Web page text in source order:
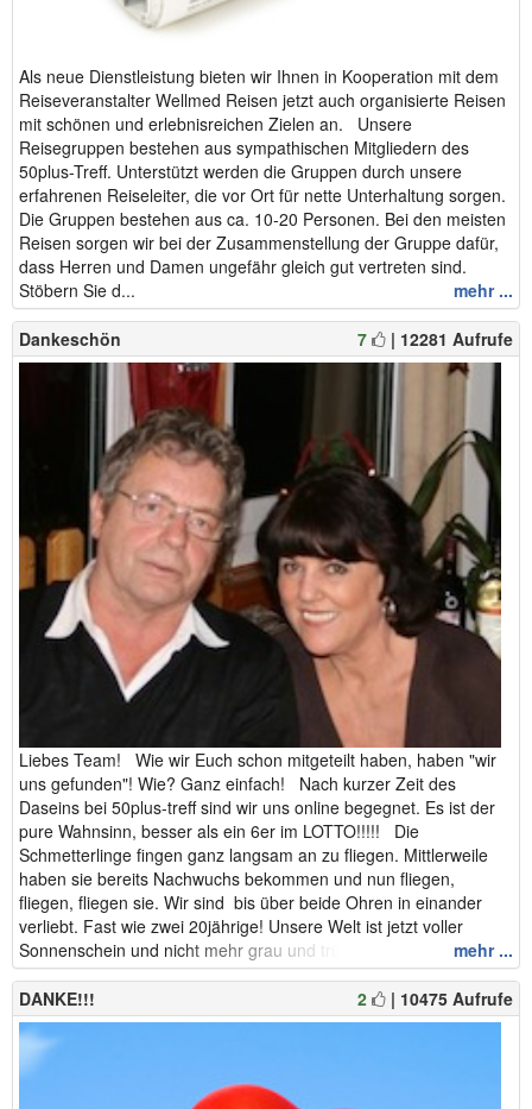
Als neue Dienstleistung bieten wir Ihnen in Kooperation mit dem
Reiseveranstalter Wellmed Reisen jetzt auch organisierte Reisen
mit schönen und erlebnisreichen Zielen an. Unsere
Reisegruppen bestehen aus sympathischen Mitgliedern des
50plus-Treff. Unterstützt werden die Gruppen durch unsere
erfahrenen Reiseleiter, die vor Ort für nette Unterhaltung sorgen.
Die Gruppen bestehen aus ca. 10-20 Personen. Bei den meisten
Reisen sorgen wir bei der Zusammenstellung der Gruppe dafür,
dass Herren und Damen ungefähr gleich gut vertreten sind.
Stöbern Sie d...
mehr ...
Dankeschön 7 | 12281 Aufrufe
Liebes Team! Wie wir Euch schon mitgeteilt haben, haben "wir
uns gefunden"! Wie? Ganz einfach! Nach kurzer Zeit des
Daseins bei 50plus-treff sind wir uns online begegnet. Es ist der
pure Wahnsinn, besser als ein 6er im LOTTO!!!!! Die
Schmetterlinge fingen ganz langsam an zu fliegen. Mittlerweile
haben sie bereits Nachwuchs bekommen und nun fliegen,
fliegen, fliegen sie. Wir sind bis über beide Ohren in einander
verliebt. Fast wie zwei 20jährige! Unsere Welt ist jetzt voller
Sonnenschein und nicht mehr grau und trüb. Ansgar_07 -...mehr ...
DANKE!!! 2 | 10475 Aufrufe